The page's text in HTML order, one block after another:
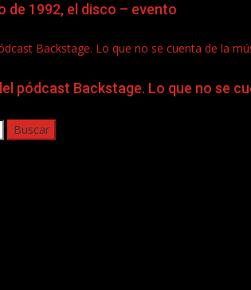
de 1992, el disco – evento
Backstage. Lo que no se cuenta de la
pódcast Backstage. Lo que no se